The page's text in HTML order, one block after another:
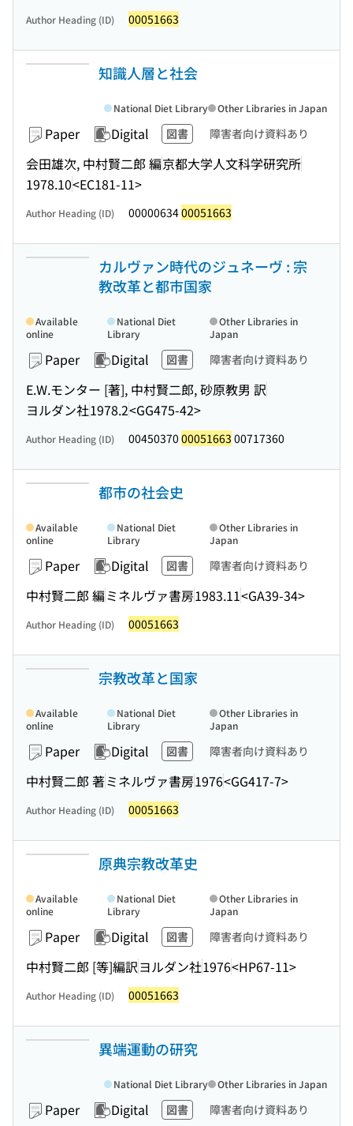
Author Heading (ID) 00051663
知識人層と社会
Paper Digital 図書 障害者向け資料あり
会田雄次, 中村賢二郎 編京都大学人文科学研究所
1978.10<EC181-11>
National Diet Library Other Libraries in Japan
Author Heading (ID) 0000063400051663
カルヴァン時代のジュネーヴ : 宗
教改革と都市国家
Paper Digital 図書 障害者向け資料あり
E.W.モンター [著], 中村賢二郎, 砂原教男 訳
ヨルダン社1978.2<GG475-42>
Available
online
National Diet
Library
Other Libraries in
Japan
Author Heading (ID) 00450370 00051663 00717360
都市の社会史
Paper Digital 図書 障害者向け資料あり
中村賢二郎 編ミネルヴァ書房1983.11<GA39-34>
Available
online
National Diet
Library
Other Libraries in
Japan
Author Heading (ID) 00051663
宗教改革と国家
Paper Digital 図書 障害者向け資料あり
中村賢二郎 著ミネルヴァ書房1976<GG417-7>
Available
online
National Diet
Library
Other Libraries in
Japan
Author Heading (ID) 00051663
原典宗教改革史
Paper Digital 図書 障害者向け資料あり
中村賢二郎 [等]編訳ヨルダン社1976<HP67-11>
Available
online
National Diet
Library
Other Libraries in
Japan
Author Heading (ID) 00051663
異端運動の研究
Paper Digital 図書 障害者向け資料あり
National Diet Library Other Libraries in Japan